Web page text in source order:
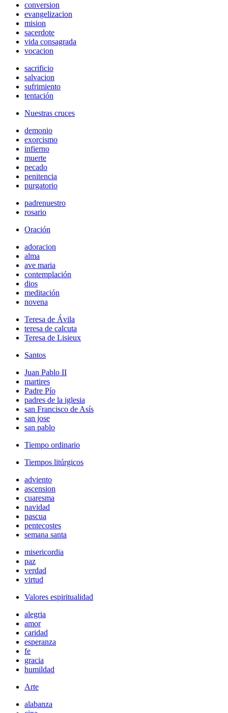
conversion
evangelizacion
mision
sacerdote
vida consagrada
vocacion
sacrificio
salvacion
sufrimiento
tentación
Nuestras cruces
demonio
exorcismo
infierno
muerte
pecado
penitencia
purgatorio
padrenuestro
rosario
Oración
adoracion
alma
ave maria
contemplación
dios
meditación
novena
Teresa de Ávila
teresa de calcuta
Teresa de Lisieux
Santos
Juan Pablo II
martires
Padre Pío
padres de la iglesia
san Francisco de Asís
san jose
san pablo
Tiempo ordinario
Tiempos litúrgicos
adviento
ascension
cuaresma
navidad
pascua
pentecostes
semana santa
misericordia
paz
verdad
virtud
Valores espiritualidad
alegria
amor
caridad
esperanza
fe
gracia
humildad
Arte
alabanza